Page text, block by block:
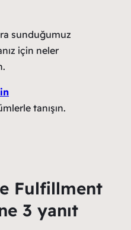
sunduğumuz
için neler
tanışın.
Fulfillment
3 yanıt